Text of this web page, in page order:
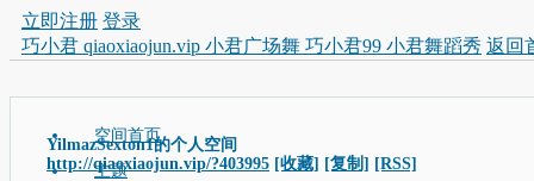
立即注册 登录
巧小君 qiaoxiaojun.vip 小君广场舞 巧小君99 小君舞蹈秀 返回
YilmazSexton1的个人空间
http://qiaoxiaojun.vip/?403995 [收藏] [复制] [RSS]
空间首页
主题